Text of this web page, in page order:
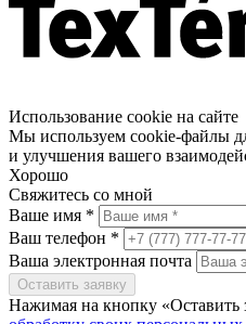
Использование cookie на сайте
Мы используем cookie-файлы
и улучшения вашего
Хорошо
Свяжитесь со мной
Ваше имя *
Ваш телефон *
Ваша электронная почта
Оставить заявку
Нажимая на кнопку «Оставить